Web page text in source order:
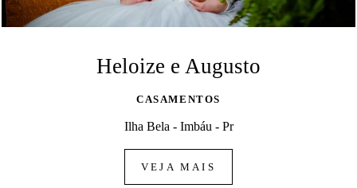
Heloize e Augusto
CASAMENTOS
Ilha Bela - Imbáu - Pr
VEJA MAIS